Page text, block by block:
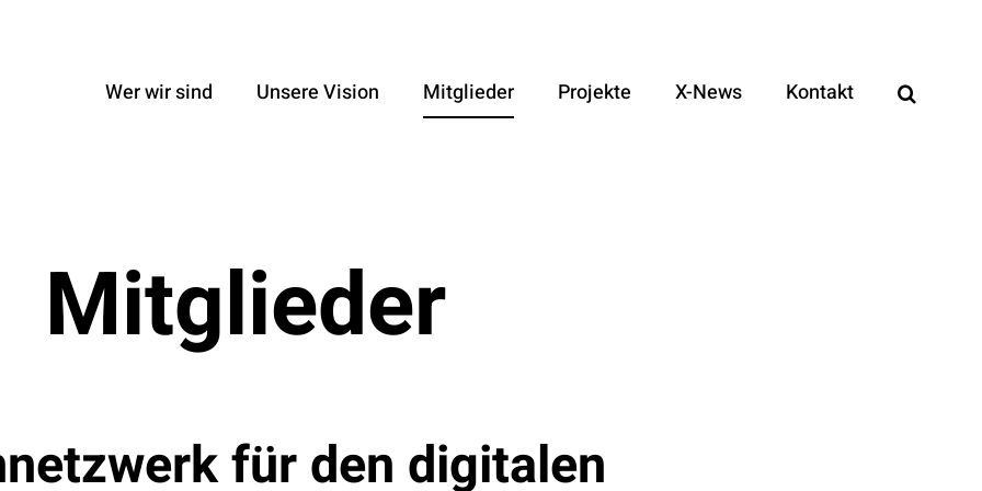
Wer wir sind Unsere Vision Mitglieder Projekte X-News Kontakt
Mitglieder
für den digitalen